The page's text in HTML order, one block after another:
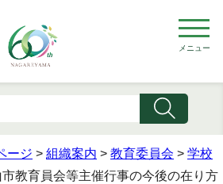
メニュー
ージ > 組織案内 > 教育委員会 > 学校
市教育員会等主催行事の今後の在り方